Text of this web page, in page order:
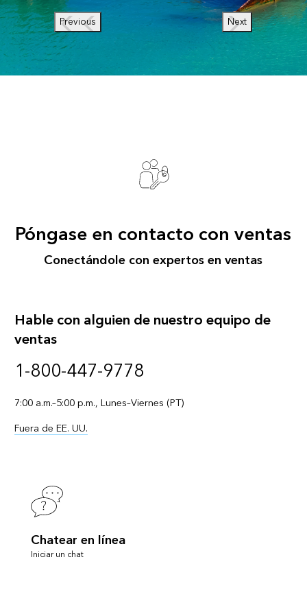
Previous Next
Póngase en contacto con ventas
Conectándole con expertos en ventas
Hable con alguien de nuestro equipo de
ventas
1-800-447-9778
7:00 a.m.–5:00 p.m., Lunes–Viernes (PT)
Fuera de EE. UU.
Chatear en línea
Iniciar un chat